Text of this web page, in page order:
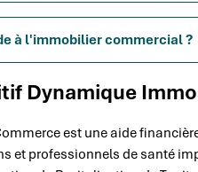
à l'immobilier commercial ?
Dynamique
est une aide
et professionnels de santé